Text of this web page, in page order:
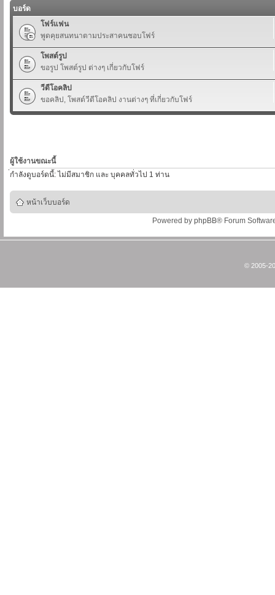
บอร์ด
โฟร์แฟน
พูดคุยสนทนาตามประสาคนชอบโฟร์
โพสต์รูป
ขอรูป โพสต์รูป ต่างๆ เกี่ยวกับโฟร์
วีดีโอคลิป
ขอคลิป, โพสต์วีดีโอคลิป งานต่างๆ ที่เกี่ยวกับโฟร์
ผู้ใช้งานขณะนี้
่กำลังดูบอร์ดนี้: ไม่มีสมาชิก และ บุคคลทั่วไป 1 ท่าน
หน้าเว็บบอร์ด
Powered by phpBB® Forum
© 2005-